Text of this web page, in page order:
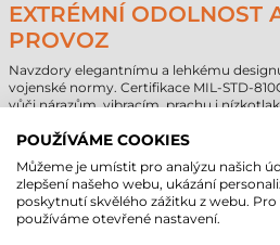
EXTRÉMNÍ ODOLNOST
PROVOZ
Navzdory elegantnímu a lehkému
vojenské normy. Certifikace MIL-STD-
vůči nárazům, vibracím, prachu i
Kontinuitu práce zajišťuje technologie
baterie udržuje systém v chodu
nutné zařízení vypínat ani zavírat
VŠESTRANNÝ SBĚR
POUŽÍVÁME COOKIES
Můžeme je umístit pro analýzu našich
zlepšení našeho webu, ukázání
poskytnutí skvělého zážitku z webu.
používáme otevřené nastavení.